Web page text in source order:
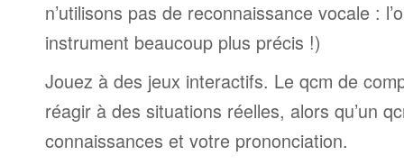
n’utilisons pas de reconnaissance vocale :
instrument beaucoup plus précis !)
Jouez à des jeux interactifs. Le qcm de
réagir à des situations réelles, alors qu’un
connaissances et votre prononciation.